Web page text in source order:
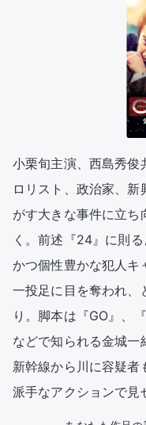
小栗旬主演、西島秀俊
ロリスト、政治家、
がす大きな事件に立ち
く。前述『24』に則
かつ個性豊かな犯人キ
一投足に目を奪われ、
り。脚本は『GO』、
などで知られる金城一
新幹線から川に容疑者
派手なアクションで見